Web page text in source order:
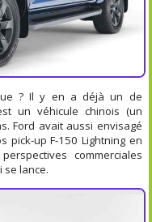
? Il y en a déjà un de
un véhicule chinois (un
Ford avait aussi envisagé
pick-up F-150 Lightning en
commerciales
se lance.